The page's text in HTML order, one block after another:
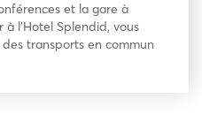
et la gare à
l’Hotel Splendid, vous
transports en commun